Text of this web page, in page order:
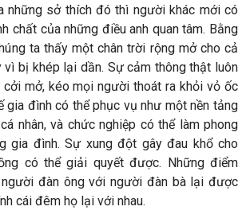
những sở thích đó thì người khác mới có
chất của những điều anh quan tâm. Bằng
ta thấy một chân trời rộng mở cho cả
vì bị khép lại dần. Sự cảm thông thật luôn
cởi mở, kéo mọi người thoát ra khỏi vỏ ốc
gia đình có thể phục vụ như một nền tảng
nhân, và chức nghiệp có thể làm phong
gia đình. Sự xung đột gây đau khổ cho
có thể giải quyết được. Những điểm
người đàn ông với người đàn bà lại được
cái đêm họ lại với nhau.